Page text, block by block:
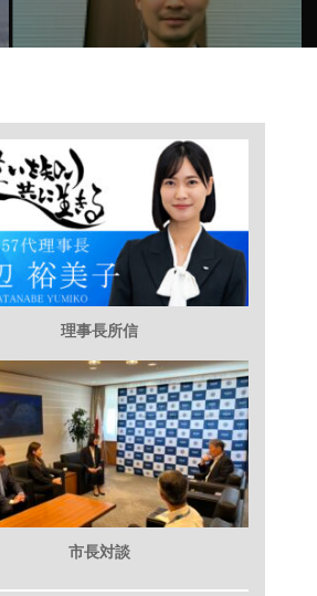
理事長所信
市長対談